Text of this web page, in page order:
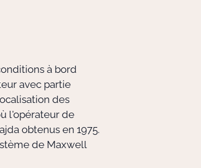
à bord
avec partie
des
l'opérateur de
obtenus en 1975.
de Maxwell